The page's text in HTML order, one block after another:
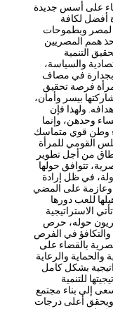
أسس جديدة
وبطموحات
المصريين
في مصاف
تحقيق
وأمان،
فإن
وإنما
قوي متماسك
للمرأة
تطوير
حولها
ظل إرادة
على المضي
دورها
حرص
في الفرص
على
والرعاية
بشكل كامل
للتنمية
بناء مجتمع
أعلى درجات